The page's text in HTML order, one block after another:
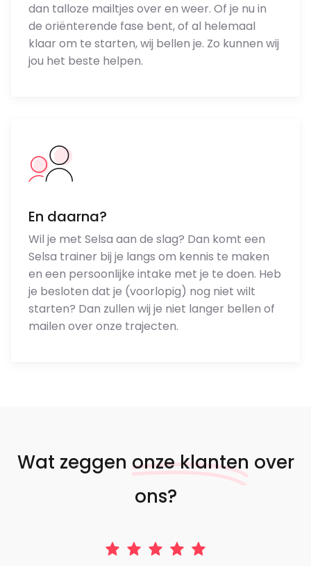
dan talloze mailtjes over en weer. Of je nu in
de oriënterende fase bent, of al helemaal
klaar om te starten, wij bellen je. Zo kunnen wij
jou het beste helpen.
En daarna?
Wil je met Selsa aan de slag? Dan komt een
Selsa trainer bij je langs om kennis te maken
en een persoonlijke intake met je te doen. Heb
je besloten dat je (voorlopig) nog niet wilt
starten? Dan zullen wij je niet langer bellen of
mailen over onze trajecten.
Wat zeggen onze klanten over
ons?